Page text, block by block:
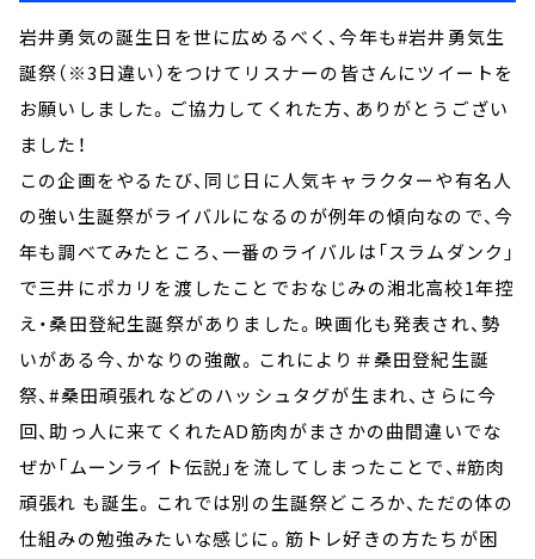
岩井勇気の誕生日を世に広めるべく、今年も#岩井勇気生
誕祭（※3日違い）をつけてリスナーの皆さんにツイートを
お願いしました。ご協力してくれた方、ありがとうござい
ました！
この企画をやるたび、同じ日に人気キャラクターや有名人
の強い生誕祭がライバルになるのが例年の傾向なので、今
年も調べてみたところ、一番のライバルは「スラムダンク」
で三井にポカリを渡したことでおなじみの湘北高校1年控
え・桑田登紀生誕祭がありました。映画化も発表され、勢
いがある今、かなりの強敵。これにより＃桑田登紀生誕
祭、#桑田頑張れなどのハッシュタグが生まれ、さらに今
回、助っ人に来てくれたAD筋肉がまさかの曲間違いでな
ぜか「ムーンライト伝説」を流してしまったことで、#筋肉
頑張れ も誕生。これでは別の生誕祭どころか、ただの体の
仕組みの勉強みたいな感じに。筋トレ好きの方たちが困